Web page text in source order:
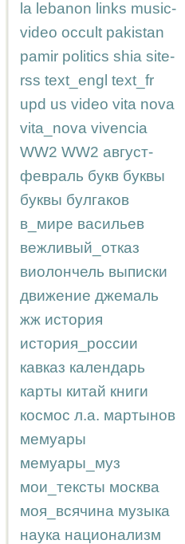
la lebanon links music-
video occult pakistan
pamir politics shia site-
rss text_engl text_fr
upd us video vita nova
vita_nova vivencia
WW2 WW2 август-
февраль букв буквы
буквы булгаков
в_мире васильев
вежливый_отказ
виолончель выписки
движение джемаль
жж история
история_россии
кавказ календарь
карты китай книги
космос л.а. мартынов
мемуары
мемуары_муз
мои_тексты москва
моя_всячина музыка
наука национализм